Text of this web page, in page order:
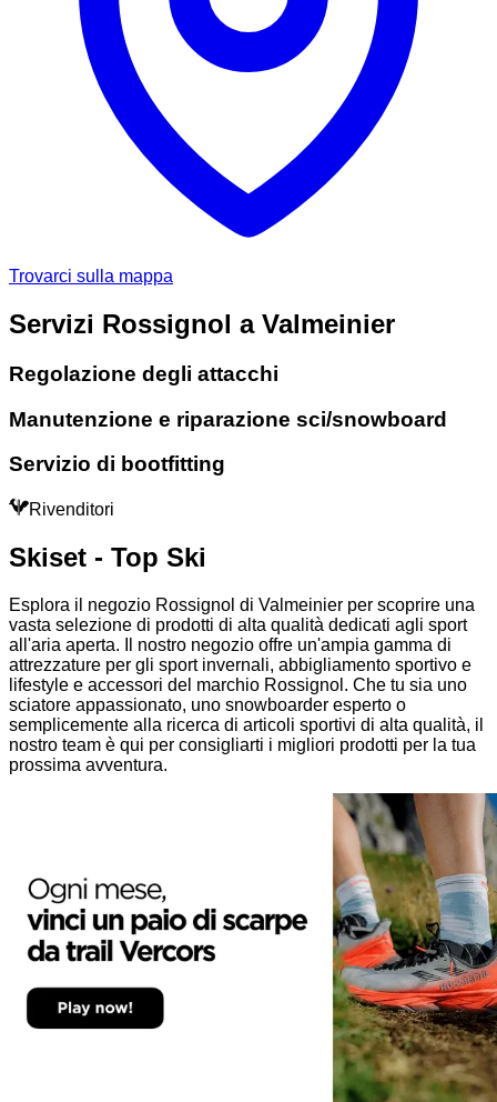
Trovarci sulla mappa
Servizi Rossignol a Valmeinier
Regolazione degli attacchi
Manutenzione e riparazione sci/snowboard
Servizio di bootfitting
Rivenditori
Skiset - Top Ski
Esplora il negozio Rossignol di Valmeinier per scoprire una
vasta selezione di prodotti di alta qualità dedicati agli sport
all'aria aperta. Il nostro negozio offre un'ampia gamma di
attrezzature per gli sport invernali, abbigliamento sportivo e
lifestyle e accessori del marchio Rossignol. Che tu sia uno
sciatore appassionato, uno snowboarder esperto o
semplicemente alla ricerca di articoli sportivi di alta qualità, il
nostro team è qui per consigliarti i migliori prodotti per la tua
prossima avventura.